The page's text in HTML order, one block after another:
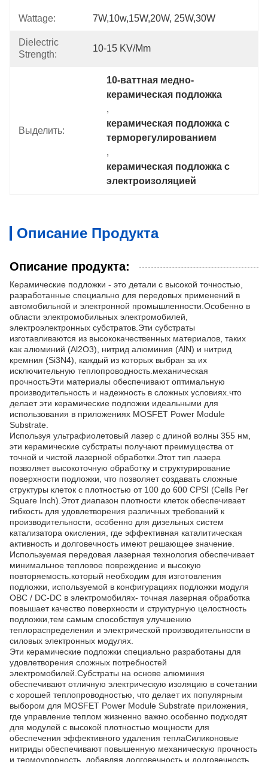
Wattage: 7W,10w,15W,20W, 25W,30W
Dielectric
Strength:
10-15 KV/mm
Выделить:
10-ваттная медно-
керамическая подложка
,
керамическая подложка с
терморегулированием
,
керамическая подложка с
электроизоляцией
Описание Продукта
Описание продукта:
Керамические подложки - это детали с высокой точностью,
разработанные специально для передовых применений в
автомобильной и электронной промышленности.Особенно в
области электромобильных электромобилей,
электроэлектронных субстратов.Эти субстраты
изготавливаются из высококачественных материалов, таких
как алюминий (Al2O3), нитрид алюминия (AlN) и нитрид
кремния (Si3N4), каждый из которых выбран за их
исключительную теплопроводность.механическая
прочностьЭти материалы обеспечивают оптимальную
производительность и надежность в сложных условиях.что
делает эти керамические подложки идеальными для
использования в приложениях MOSFET Power Module
Substrate.
Используя ультрафиолетовый лазер с длиной волны 355 нм,
эти керамические субстраты получают преимущества от
точной и чистой лазерной обработки.Этот тип лазера
позволяет высокоточную обработку и структурирование
поверхности подложки, что позволяет создавать сложные
структуры клеток с плотностью от 100 до 600 CPSI (Cells Per
Square Inch).Этот диапазон плотности клеток обеспечивает
гибкость для удовлетворения различных требований к
производительности, особенно для дизельных систем
катализатора окисления, где эффективная каталитическая
активность и долговечность имеют решающее значение.
Используемая передовая лазерная технология обеспечивает
минимальное тепловое повреждение и высокую
повторяемость.который необходим для изготовления
подложки, используемой в конфигурациях подложки модуля
OBC / DC-DC в электромобилях- точная лазерная обработка
повышает качество поверхности и структурную целостность
подложки,тем самым способствуя улучшению
теплораспределения и электрической производительности в
силовых электронных модулях.
Эти керамические подложки специально разработаны для
удовлетворения сложных потребностей
электромобилей.Субстраты на основе алюминия
обеспечивают отличную электрическую изоляцию в сочетании
с хорошей теплопроводностью, что делает их популярным
выбором для MOSFET Power Module Substrate приложения,
где управление теплом жизненно важно.особенно подходят
для модулей с высокой плотностью мощности для
обеспечения эффективного удаления теплаСиликоновые
нитриды обеспечивают повышенную механическую прочность
и термоупорность, добавляя долговечность и долговечность